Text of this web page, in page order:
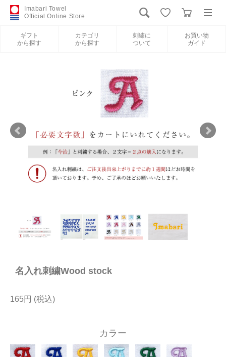
Imabari Towel
Official Online Store
ギフト
から探す
カテゴリ
から探す
刺繍に
ついて
お買い物
ガイド
新規会員登録
刺繍について
お買い物ガイド
当サイトについて
規約
名入れ刺繍Wood stock
165円
カラー